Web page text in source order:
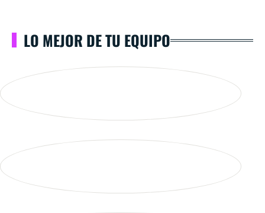
LO MEJOR DE TU EQUIPO